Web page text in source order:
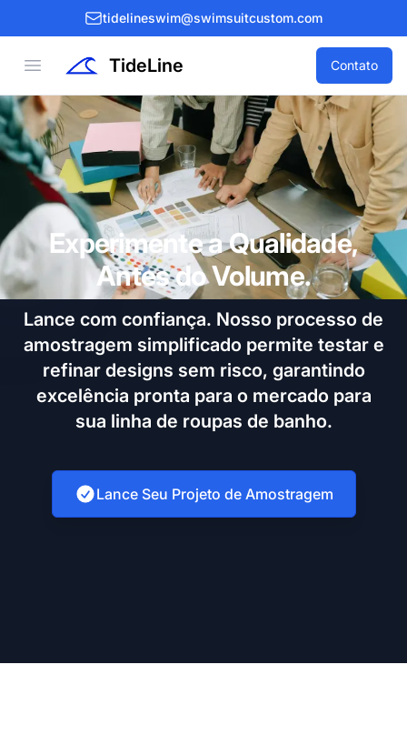
tidelineswim@swimsuitcustom.com
Open menu TideLine Contato
Experimente a Qualidade,
Antes do Volume.
Lance com confiança. Nosso processo de
amostragem simplificado permite testar e
refinar designs sem risco, garantindo
excelência pronta para o mercado para
sua linha de roupas de banho.
Lance Seu Projeto de Amostragem